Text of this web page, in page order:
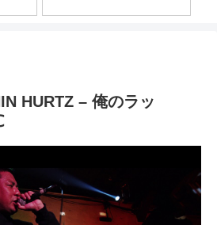
HURTZ – 俺のラッ